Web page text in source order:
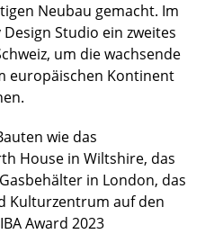
Neubau gemacht. Im
Studio ein zweites
um die wachsende
europäischen Kontinent
wie das
House in Wiltshire, das
in London, das
Kulturzentrum auf den
Award 2023